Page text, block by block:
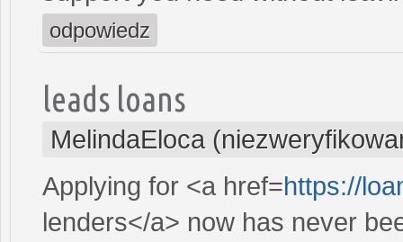
odpowiedz
leads loans
MelindaEloca
Applying for <a href=https://
lenders</a> now has never